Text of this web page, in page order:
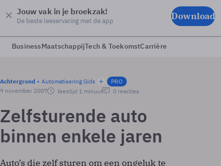
Jouw vak in je broekzak!
De beste leeservaring met de app Download
BusinessMaatschappijTech & ToekomstCarrière
Achtergrond Automatisering Gids
PRO
9 november 2007
leestijd 1 minuut 0 reacties
Zelfsturende auto
binnen enkele jaren
Auto’s die zelf sturen om een ongeluk te